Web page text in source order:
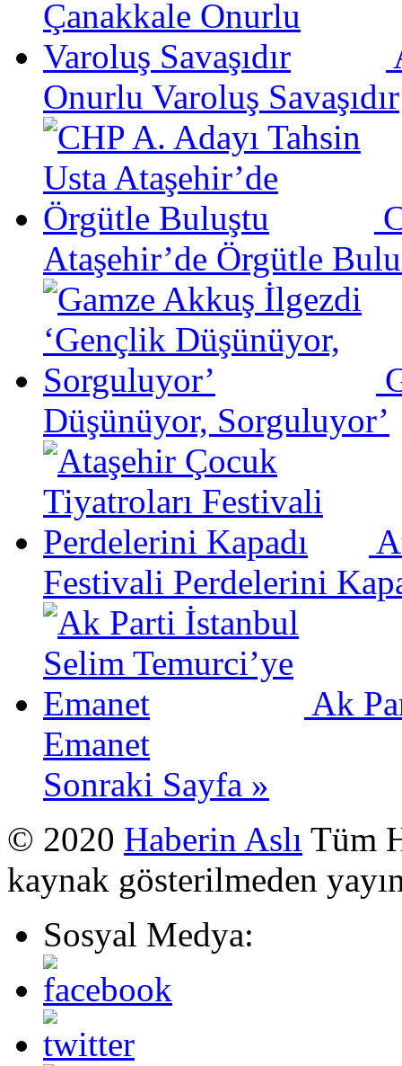
Onurlu Varoluş Savaşıdır
Ataşehir’de Örgütle
Düşünüyor, Sorguluyor’
Festivali Perdelerini
Ak
Emanet
Sonraki Sayfa »
© 2020 Haberin Aslı Tüm
kaynak gösterilmeden
Sosyal Medya: